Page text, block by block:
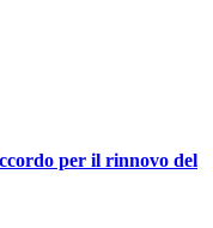
per il rinnovo del